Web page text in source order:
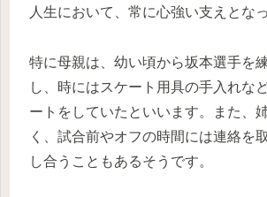
人生において、常に心強い支えとな
特に母親は、幼い頃から坂本選手を
し、時にはスケート用具の手入れな
ートをしていたといいます。また、
く、試合前やオフの時間には連絡を
し合うこともあるそうです。